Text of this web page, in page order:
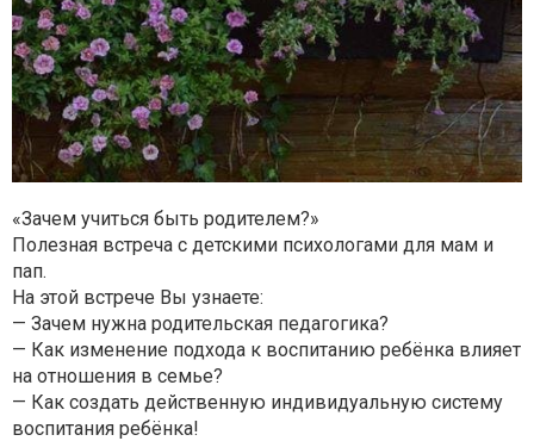
«Зачем учиться быть родителем?»
Полезная встреча с детскими психологами для мам и
пап.
На этой встрече Вы узнаете:
— Зачем нужна родительская педагогика?
— Как изменение подхода к воспитанию ребёнка влияет
на отношения в семье?
— Как создать действенную индивидуальную систему
воспитания ребёнка!